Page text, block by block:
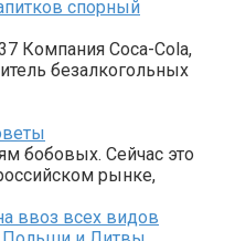
спорный
Компания Coca-Cola,
безалкогольных
бобовых. Сейчас это
рынке,
ввоз всех видов